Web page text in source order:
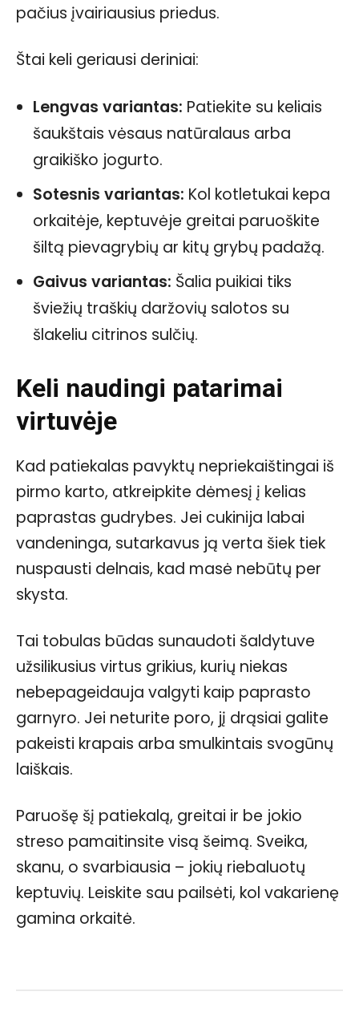
pačius įvairiausius priedus.
Štai keli geriausi deriniai:
Lengvas variantas: Patiekite su keliais
šaukštais vėsaus natūralaus arba
graikiško jogurto.
Sotesnis variantas: Kol kotletukai kepa
orkaitėje, keptuvėje greitai paruoškite
šiltą pievagrybių ar kitų grybų padažą.
Gaivus variantas: Šalia puikiai tiks
šviežių traškių daržovių salotos su
šlakeliu citrinos sulčių.
Keli naudingi patarimai
virtuvėje
Kad patiekalas pavyktų nepriekaištingai iš
pirmo karto, atkreipkite dėmesį į kelias
paprastas gudrybes. Jei cukinija labai
vandeninga, sutarkavus ją verta šiek tiek
nuspausti delnais, kad masė nebūtų per
skysta.
Tai tobulas būdas sunaudoti šaldytuve
užsilikusius virtus grikius, kurių niekas
nebepageidauja valgyti kaip paprasto
garnyro. Jei neturite poro, jį drąsiai galite
pakeisti krapais arba smulkintais svogūnų
laiškais.
Paruošę šį patiekalą, greitai ir be jokio
streso pamaitinsite visą šeimą. Sveika,
skanu, o svarbiausia – jokių riebaluotų
keptuvių. Leiskite sau pailsėti, kol vakarienę
gamina orkaitė.